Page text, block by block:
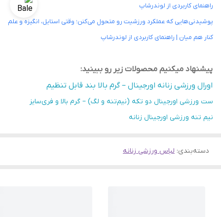
راهنمای کاربردی از لوندرشاپ
پوشیدنی‌هایی که عملکرد ورزشیت رو متحول می‌کنن؛ وقتی استایل، انگیزه و علم
کنار هم میان | راهنمای کاربردی از لوندرشاپ
پیشنهاد میکنیم محصولات زیر رو ببینید:
اورال ورزشی زنانه اورجینال – گرم بالا بند قابل تنظیم
ست ورزشی اورجینال دو تکه (نیم‌تنه و لگ) – گرم بالا و فری‌سایز
نیم تنه ورزشی اورجینال زنانه
دسته‌بندی: لباس ورزشی زنانه